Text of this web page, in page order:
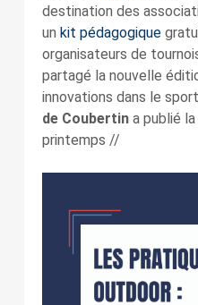
destination des
un kit pédagogique
organisateurs de
partagé la nouvelle
innovations dans le
de Coubertina publié la
printemps //